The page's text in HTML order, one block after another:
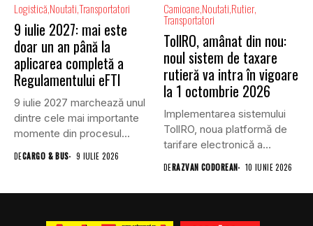
Logistică NoutatiTransportatori
9 iulie 2027: mai este
doar un an până la
aplicarea completă a
Regulamentului eFTI
9 iulie 2027 marchează unul
dintre cele mai importante
momente din procesul...
DECARGO & BUS 9 IULIE 2026
Camioane Noutati Rutier
Transportatori
TollRO, amânat din nou:
noul sistem de taxare
rutieră va intra în vigoare
la 1 octombrie 2026
Implementarea sistemului
TollRO, noua platformă de
tarifare electronică a
utilizării infrastructurii
rutiere...
DERAZVAN CODOREAN 10 IUNIE 2026